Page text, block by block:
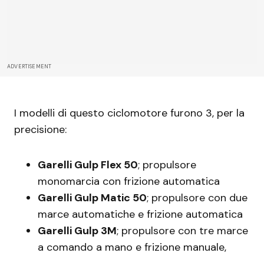
ADVERTISEMENT
I modelli di questo ciclomotore furono 3, per la
precisione:
Garelli Gulp Flex 50; propulsore
monomarcia con frizione automatica
Garelli Gulp Matic 50; propulsore con due
marce automatiche e frizione automatica
Garelli Gulp 3M; propulsore con tre marce
a comando a mano e frizione manuale,